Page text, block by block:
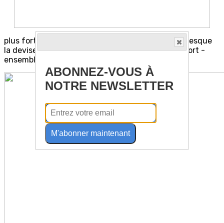
plus fort le planter de bâton, tous ensemble » , presque
la devise olympique : « plus vite, plus haut, plus fort -
ensemble » !
ABONNEZ-VOUS À
NOTRE NEWSLETTER
M'abonner maintenant